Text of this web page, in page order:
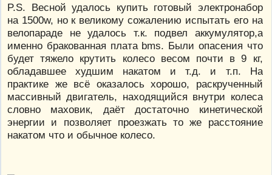
P.S. Весной удалось купить готовый электронабор
на 1500w, но к великому сожалению испытать его на
велопараде не удалось т.к. подвел аккумулятор,а
именно бракованная плата bms. Были опасения что
будет тяжело крутить колесо весом почти в 9 кг,
обладавшее худшим накатом и т.д. и т.п. На
практике же всё оказалось хорошо, раскрученный
массивный двигатель, находящийся внутри колеса
словно маховик, даёт достаточно кинетической
энергии и позволяет проезжать то же расстояние
накатом что и обычное колесо.